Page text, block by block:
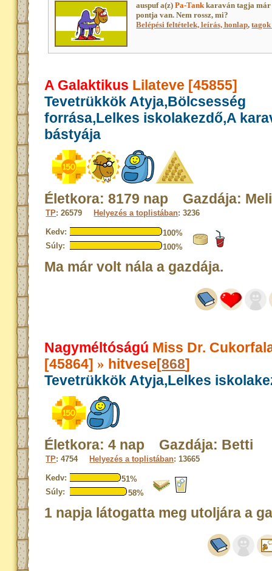
auspuf a(z)Pa-Tankkaraván tagja már
pontja van. Nem rossz, mi?
Belépési feltételek, leírás, honlap,
A Galaktikus Lilateve [45855]
Tevetrükkök Atyja,Bölcsesség
forrása,Lelkes iskolakezdő,A
bástyája
Életkora: 8179 nap Gazdája:
TP: 26579 Helyezés a toplistában: 3236
Kedv:
100%
Súly:
100%
Ma már volt nála a gazdája.
Nagyméltóságú Miss Dr.
[45864] » hitvese[868]
Tevetrükkök Atyja,Lelkes
Életkora: 4 nap Gazdája: Betti
TP: 4754 Helyezés a toplistában: 13665
Kedv:
51%
Súly:
58%
1 napja látogatta meg utoljára a